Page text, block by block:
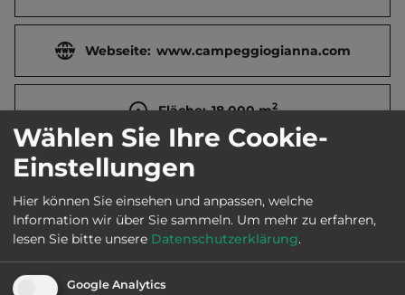
Webseite: www.campeggiogianna.com
Fläche: 18.000m2
Öffnungszeiten:
Telefon: 0039 0187 966411
Wählen Sie Ihre Cookie-
Einstellungen
Hier können Sie einsehen und anpassen, welche
Information wir über Sie sammeln. Um mehr zu erfahren,
lesen Sie bitte unsere Datenschutzerklärung.
Google Analytics